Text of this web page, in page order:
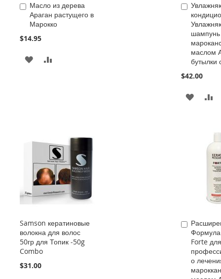
Масло из дерева
Араган растущего в
Марокко
$14.95
Add
to
Cart
ADD ADD
шампунь
маслом
бутылки
$42.00
Add
to
Cart
ADD
LIST
Samson кератиновые
волокна для волос
50гр для Топик -50g
Combo
$31.00
Формула
Forte для
о
Add
to
Cart